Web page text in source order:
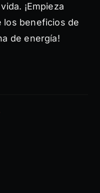
¡Empieza
los beneficios de
de energía!